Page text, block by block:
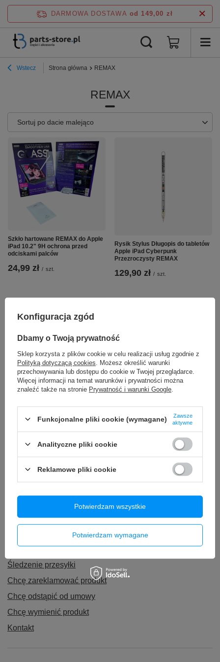
DARMOWA DOSTAWA od 149,00 zł
Wstecz Strona główna REMAX
REMAX
Zmień sortowanie
Sortuj po dacie malejąco
Szkło hartowane REMAX do Apple
iPad 10.2" 9H ochrona przed
odciskami palców
24,99 zł / szt.
Rysik Stylus Długopis do tabletów
Apple iPad Cyberpunk
Przezroczysty REMAX
129,90 zł / szt.
CHWILOWO NIEDOSTĘPNY
Szkło hartowane REMAX Apple
iPad Pro 11" 9H ochrona przed
odciskami palców
Zamówienia
Status zamówienia
Śledzenie przesyłki
Chcę zareklamować produkt
Chcę odstąpić od umowy
Chcę wymienić produkt
Kontakt
Konfiguracja zgód
Dbamy o Twoją prywatność
Sklep korzysta z plików cookie w celu realizacji usług zgodnie z
Polityką dotyczącą cookies . Możesz określić warunki
przechowywania lub dostępu do cookie w Twojej przeglądarce.
Więcej informacji na temat warunków i prywatności można
znaleźć także na stronie Prywatność i warunki Google
Funkcjonalne pliki cookie (wymagane)
Zawsze
aktywne
Analityczne pliki cookie
Reklamowe pliki cookie
Potwierdzam wymagane
Potwierdzam wszystkie